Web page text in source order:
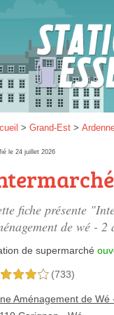
> Grand-Est >
le 24 juillet 2026
fiche présente
de wé - 2
de supermarché
étoiles sur 5 (733)
Aménagement de Wé